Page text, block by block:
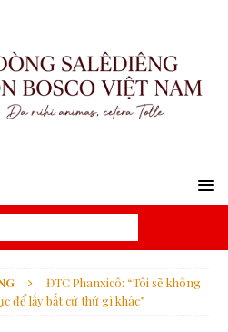
ĐTC Phanxicô: “Tôi sẽ không
để lấy bất cứ thứ gì khác”